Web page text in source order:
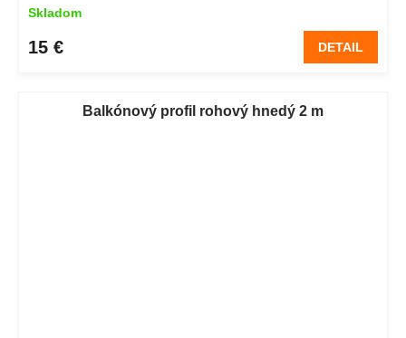
Skladom
15 € DETAIL
Balkónový profil rohový hnedý 2 m